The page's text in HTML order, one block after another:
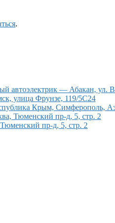
.
автоэлектрик — Абакан, ул.
улица Фрунзе, 119/5С24
Крым, Симферополь,
Тюменский пр-д, 5, стр. 2
пр-д, 5, стр. 2